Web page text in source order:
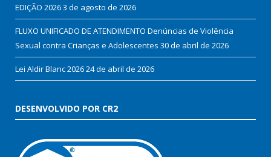
EDIÇÃO 20263 de agosto de 2026
FLUXO UNIFICADO DE ATENDIMENTO Denúncias de Violência
Sexual contra Crianças e Adolescentes 30 de abril de 2026
Lei Aldir Blanc 202624 de abril de 2026
DESENVOLVIDO POR CR2